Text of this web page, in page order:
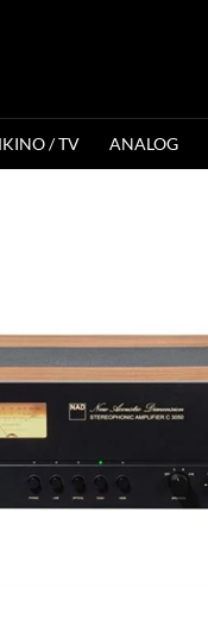
/ TV ANALOG